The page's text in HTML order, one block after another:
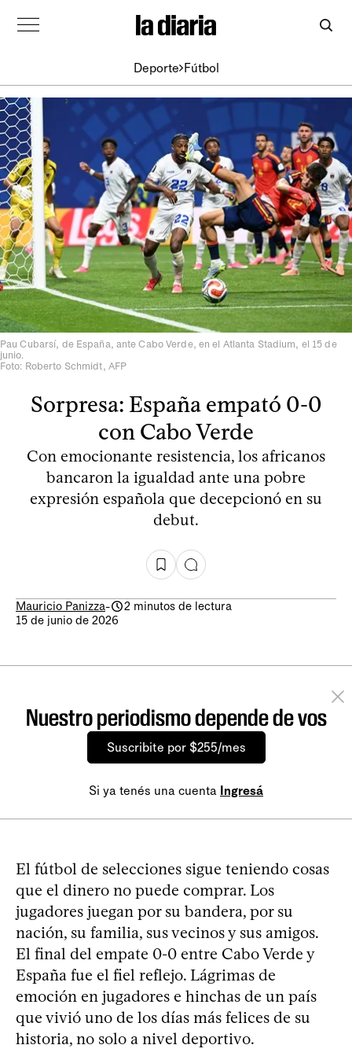
Deporte Fútbol
Pau Cubarsí, de España, ante Cabo Verde, en el Atlanta Stadium, el 15 de
junio.
Foto: Roberto Schmidt, AFP
Sorpresa: España empató 0-0
con Cabo Verde
Con emocionante resistencia, los africanos
bancaron la igualdad ante una pobre
expresión española que decepcionó en su
debut.
Mauricio Panizza-
2 minutos de lectura
15 de junio de 2026
Nuestro periodismo depende de vos
Suscribite por $255/mes
Si ya tenés una cuenta Ingresá
El fútbol de selecciones sigue teniendo cosas
que el dinero no puede comprar. Los
jugadores juegan por su bandera, por su
nación, su familia, sus vecinos y sus amigos.
El final del empate 0-0 entre Cabo Verde y
España fue el fiel reflejo. Lágrimas de
emoción en jugadores e hinchas de un país
que vivió uno de los días más felices de su
historia, no solo a nivel deportivo.